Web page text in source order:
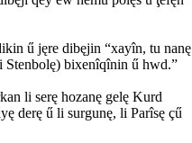
ű jęre dibęjin “xayîn, tu nanę
Stenbolę) bixenîqînin ű hwd.”
li serę hozanę gelę Kurd
derę ű li surgunę, li Parîsę çű